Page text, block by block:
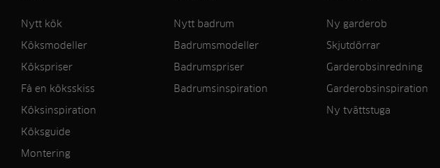
Nytt kök
Köksmodeller
Kökspriser
Få en köksskiss
Köksinspiration
Köksguide
Montering
Nytt badrum
Badrumsmodeller
Badrumspriser
Badrumsinspiration
Ny garderob
Skjutdörrar
Garderobsinredning
Garderobsinspiration
Ny tvättstuga